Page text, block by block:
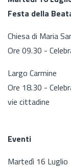
Festa della
Chiesa di Maria
Ore 09.30 -
Largo Carmine
Ore 18.30 -
vie cittadine
Eventi
Martedì 16 Luglio